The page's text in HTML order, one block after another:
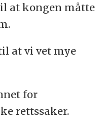
at kongen måtte
at vi vet mye
for
rettssaker.